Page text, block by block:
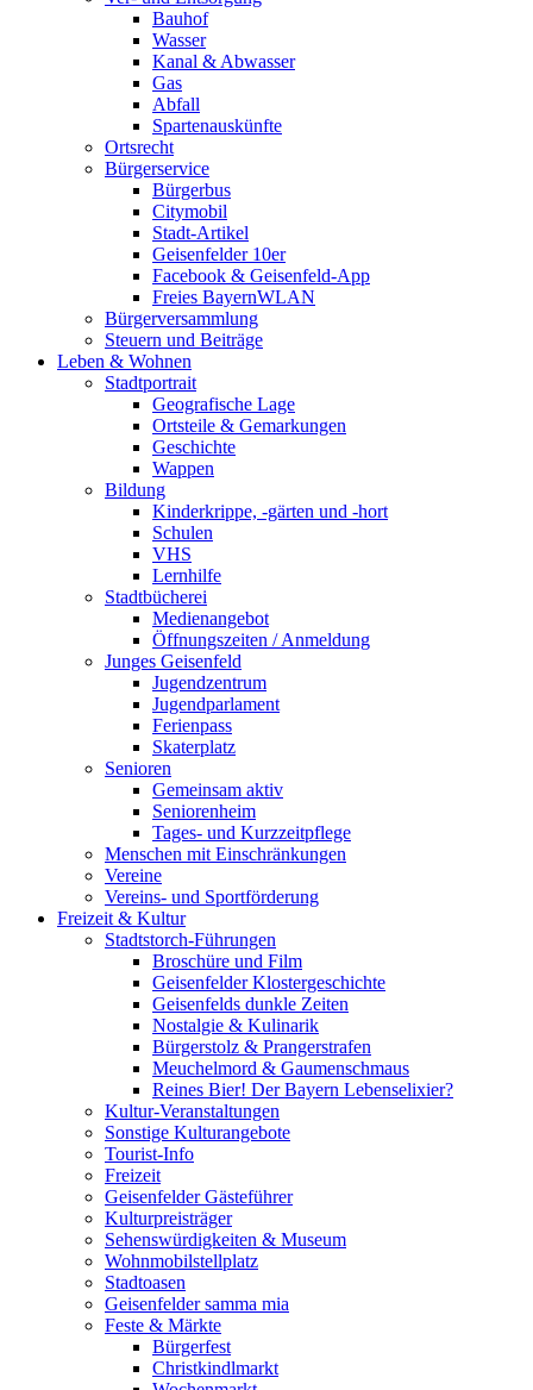
Bauhof
Wasser
Kanal & Abwasser
Gas
Abfall
Spartenauskünfte
Ortsrecht
Bürgerservice
Bürgerbus
Citymobil
Stadt-Artikel
Geisenfelder 10er
Facebook & Geisenfeld-App
Freies BayernWLAN
Bürgerversammlung
Steuern und Beiträge
Leben & Wohnen
Stadtportrait
Geografische Lage
Ortsteile & Gemarkungen
Geschichte
Wappen
Bildung
Kinderkrippe, -gärten und -hort
Schulen
VHS
Lernhilfe
Stadtbücherei
Medienangebot
Öffnungszeiten / Anmeldung
Junges Geisenfeld
Jugendzentrum
Jugendparlament
Ferienpass
Skaterplatz
Senioren
Gemeinsam aktiv
Seniorenheim
Tages- und Kurzzeitpflege
Menschen mit Einschränkungen
Vereine
Vereins- und Sportförderung
Freizeit & Kultur
Stadtstorch-Führungen
Broschüre und Film
Geisenfelder Klostergeschichte
Geisenfelds dunkle Zeiten
Nostalgie & Kulinarik
Bürgerstolz & Prangerstrafen
Meuchelmord & Gaumenschmaus
Reines Bier! Der Bayern Lebenselixier?
Kultur-Veranstaltungen
Sonstige Kulturangebote
Tourist-Info
Freizeit
Geisenfelder Gästeführer
Kulturpreisträger
Sehenswürdigkeiten & Museum
Wohnmobilstellplatz
Stadtoasen
Geisenfelder samma mia
Feste & Märkte
Bürgerfest
Christkindlmarkt